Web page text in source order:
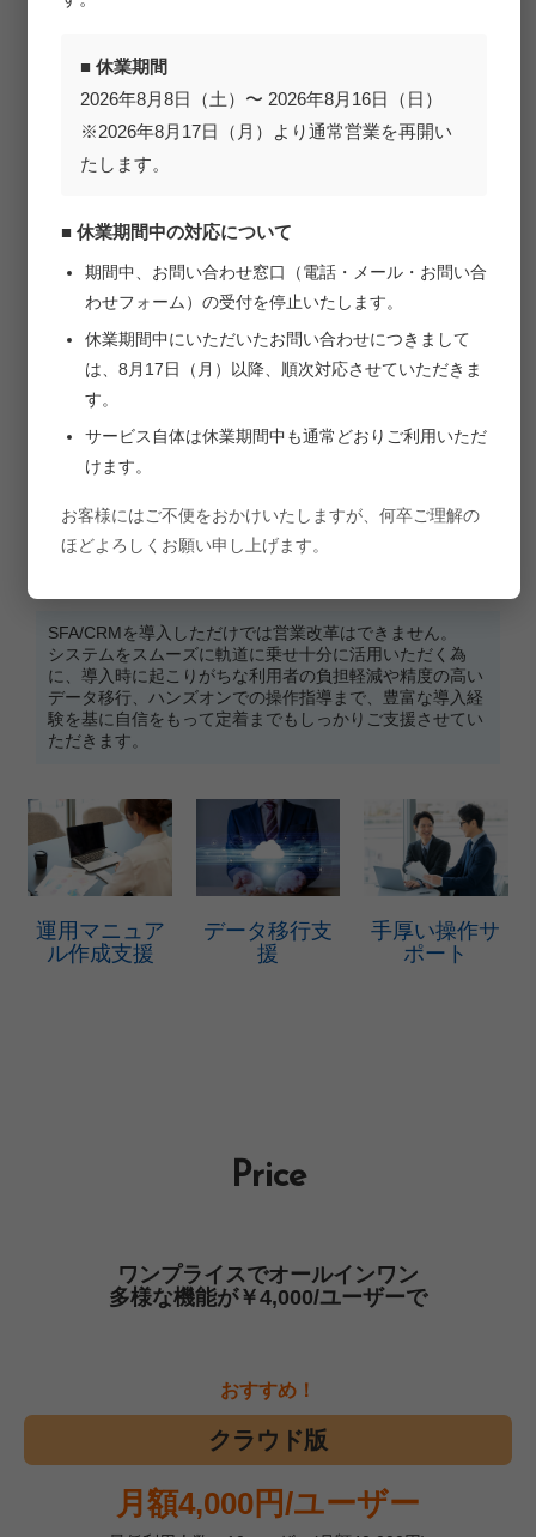
■ 休業期間
2026年8月8日（土）〜 2026年8月16日（日）
※2026年8月17日（月）より通常営業を再開い
たします。
■ 休業期間中の対応について
期間中、お問い合わせ窓口（電話・メール・お問い合
わせフォーム）の受付を停止いたします。
休業期間中にいただいたお問い合わせにつきまして
は、8月17日（月）以降、順次対応させていただきま
す。
サービス自体は休業期間中も通常どおりご利用いただ
けます。
お客様にはご不便をおかけいたしますが、何卒ご理解の
ほどよろしくお願い申し上げます。
戦略箱では、専任のエンジニアが導入検討時からずっとサ
ポートいたします。
お客様の課題や目的、社内ルールなどを熟知した上で、リ
アルタイムにサポートを行いますのでIT化に不安がある企
専任SEがお客
様の状況を熟
知
リアルタイム
電話・メール
導入＆定着支援
SFA/CRMを導入しただけでは営業改革はできません。
システムをスムーズに軌道に乗せ十分に活用いただく為
に、導入時に起こりがちな利用者の負担軽減や精度の高い
データ移行、ハンズオンでの操作指導まで、豊富な導入経
験を基に自信をもって定着までもしっかりご支援させてい
ただきます。
運用マニュア
ル作成支援
データ移行支
援
手厚い操作サ
ポート
Price
ワンプライスでオールインワン
多様な機能が￥4,000/ユーザーで
おすすめ！
クラウド版
月額4,000円/ユーザー